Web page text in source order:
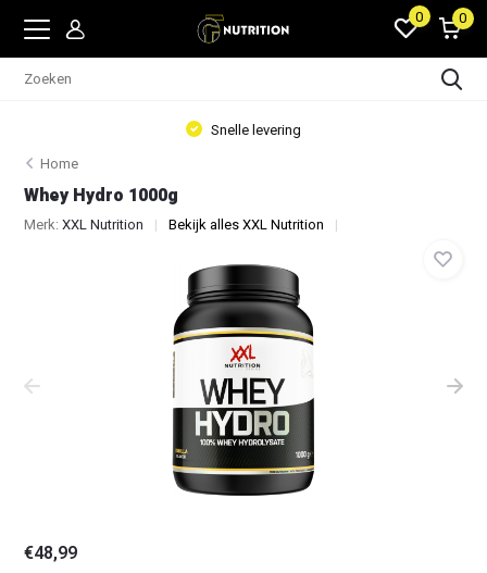
0 0
Snelle levering
Home
Whey Hydro 1000g
Merk:XXL Nutrition Bekijk alles XXL Nutrition
€48,99